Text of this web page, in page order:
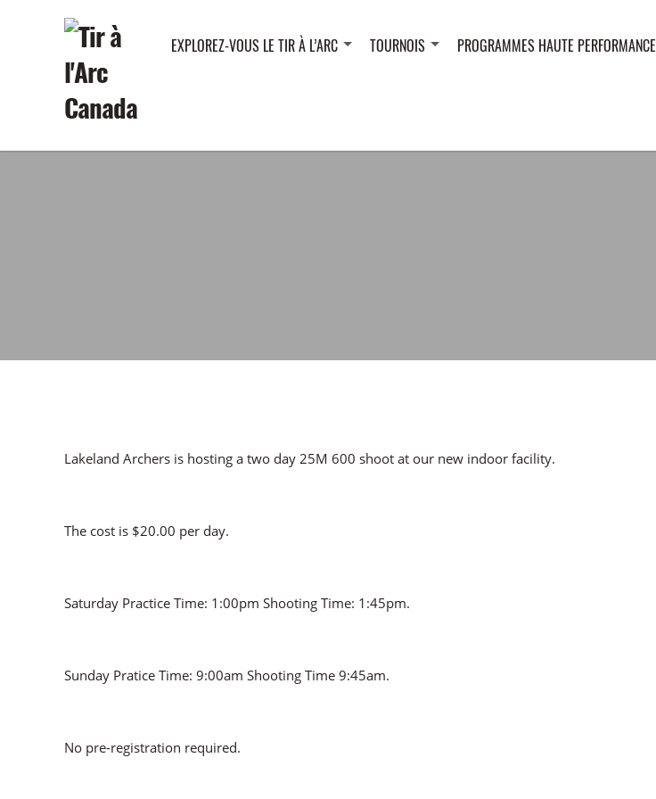
EXPLOREZ-VOUS LE TIR À L’ARC TOURNOIS PROGRAMMES HAUTE PERFORMANCE
Lakeland Archers is hosting a two day 25M 600 shoot at our new indoor facility.
The cost is $20.00 per day.
Saturday Practice Time: 1:00pm Shooting Time: 1:45pm.
Sunday Pratice Time: 9:00am Shooting Time 9:45am.
No pre-registration required.